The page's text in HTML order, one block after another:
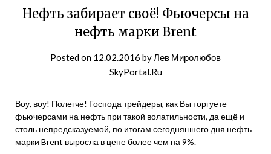
Нефть забирает своё! Фьючерсы на
нефть марки Brent
Posted on 12.02.2016 byЛев Миролюбов
SkyPortal.Ru
Воу, воу! Полегче! Господа трейдеры, как Вы торгуете
фьючерсами на нефть при такой волатильности, да ещё и
столь непредсказуемой, по итогам сегодняшнего дня нефть
марки Brent выросла в цене более чем на 9%.